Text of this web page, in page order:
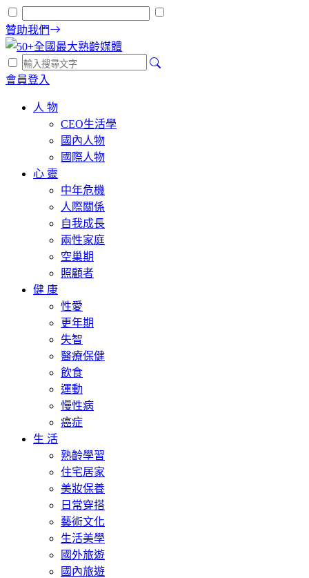
贊助我們
會員登入
人 物
CEO生活學
國內人物
國際人物
心 靈
中年危機
人際關係
自我成長
兩性家庭
空巢期
照顧者
健 康
性愛
更年期
失智
醫療保健
飲食
運動
慢性病
癌症
生 活
熟齡學習
住宅居家
美妝保養
日常穿搭
藝術文化
生活美學
國外旅遊
國內旅遊